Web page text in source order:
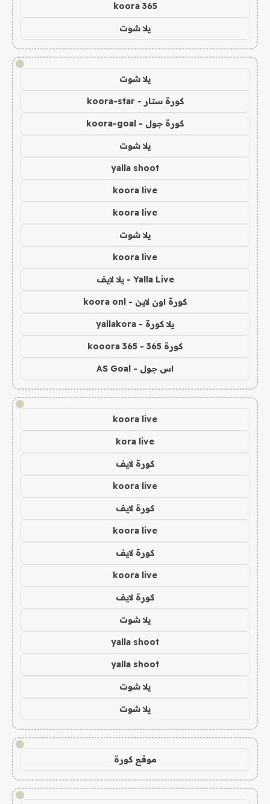
koora 365
يلا شوت
!
يلا شوت
كورة ستار - koora-star
كورة جول - koora-goal
يلا شوت
yalla shoot
koora live
koora live
يلا شوت
koora live
Yalla Live - يلا لايف
كورة اون لاين - koora onl
يلا كورة - yallakora
كورة 365 - kooora 365
اس جول - AS Goal
!
koora live
kora live
كورة لايف
koora live
كورة لايف
koora live
كورة لايف
koora live
كورة لايف
يلا شوت
yalla shoot
yalla shoot
يلا شوت
يلا شوت
!
موقع كورة
!